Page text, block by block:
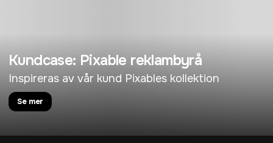
Kundcase: Pixable reklambyrå
Inspireras av vår kund Pixables kollektion
Se mer